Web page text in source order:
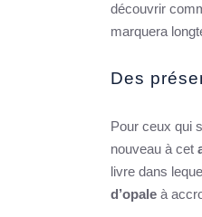
découvrir
marquera
Des
Pour ceux qui
nouveau à cet
livre dans
d’opale à